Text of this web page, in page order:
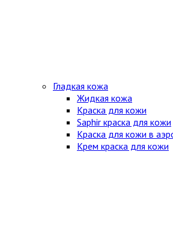
Гладкая кожа
Жидкая кожа
Краска для кожи
Saphir краска для кожи
Краска для кожи в
Крем краска для кожи